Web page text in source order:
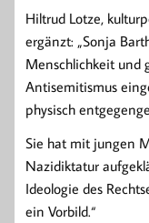
Hiltrud Lotze,
ergänzt: „Sonja
Menschlichkeit und
Antisemitismus
physisch
Sie hat mit jungen
Nazidiktatur
Ideologie des
ein Vorbild.“